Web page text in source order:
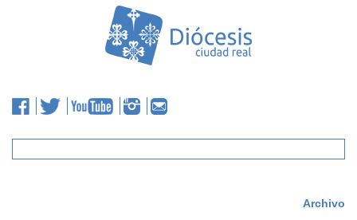
Archivo